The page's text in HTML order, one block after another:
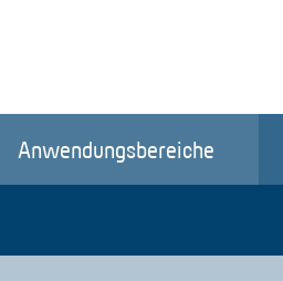
Anwendungsbereiche